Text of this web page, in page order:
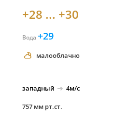
+28 ... +30
Вода +29
малооблачно
западный 4м/с
757 мм рт.ст.